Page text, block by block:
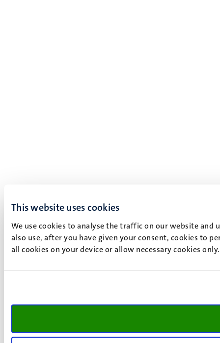
This website uses cookies
We use cookies to analyse the traffic on our website and
also use, after you have given your consent, cookies to
all cookies on your device or allow necessary cookies